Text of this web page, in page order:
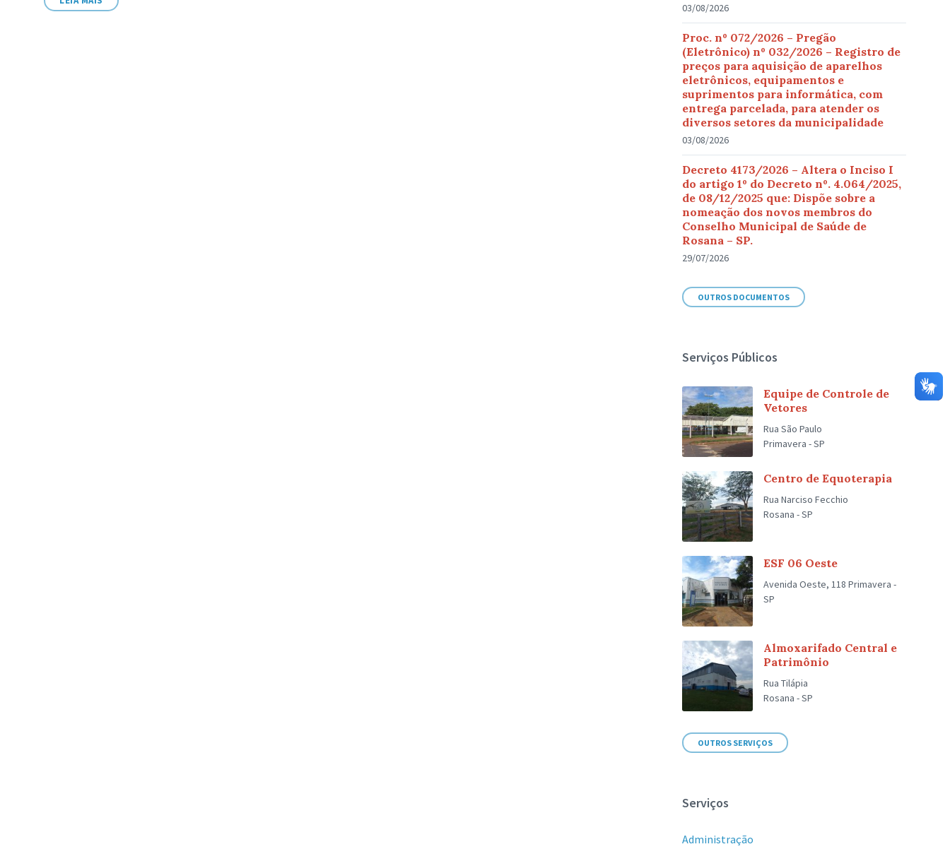
03/08/2026
Proc. nº 072/2026 – Pregão
(Eletrônico) nº 032/2026 – Registro de
preços para aquisição de aparelhos
eletrônicos, equipamentos e
suprimentos para informática, com
entrega parcelada, para atender os
diversos setores da municipalidade
03/08/2026
Decreto 4173/2026 – Altera o Inciso I
do artigo 1º do Decreto nº. 4.064/2025,
de 08/12/2025 que: Dispõe sobre a
nomeação dos novos membros do
Conselho Municipal de Saúde de
Rosana – SP.
29/07/2026
OUTROS DOCUMENTOS
Serviços Públicos
Equipe de Controle de
Vetores
Rua São Paulo
Primavera - SP
Centro de Equoterapia
Rua Narciso Fecchio
Rosana - SP
ESF 06 Oeste
Avenida Oeste, 118 Primavera -
SP
Almoxarifado Central e
Patrimônio
Rua Tilápia
Rosana - SP
OUTROS SERVIÇOS
Serviços
Administração